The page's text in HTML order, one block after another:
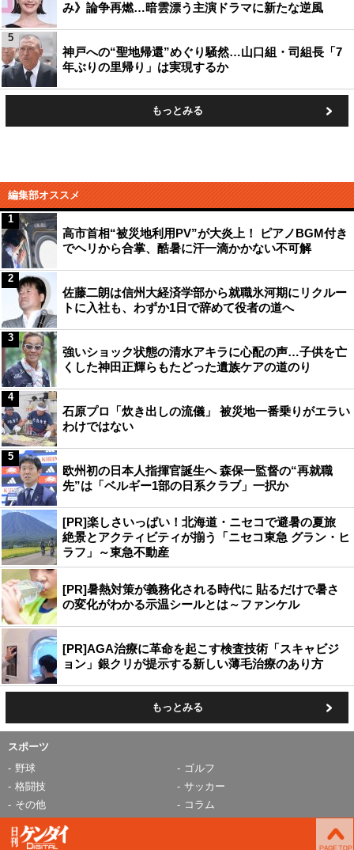
み》論争再燃…暗雲漂う主演ドラマに新たな逆風
神戸への“聖地帰還”めぐり騒然…山口組・司組長「7
年ぶりの里帰り」は実現するか
5
もっとみる
編集部オススメ
高市首相“被災地利用PV”が大炎上！ ピアノBGM付き
でヘリから合掌、酷暑に汗一滴かかない不可解
1
佐藤二朗は信州大経済学部から就職氷河期にリクルー
トに入社も、わずか1日で辞めて役者の道へ
2
強いショック状態の清水アキラに心配の声…子供を亡
くした神田正輝らもたどった遺族ケアの道のり
3
石原プロ「炊き出しの流儀」 被災地一番乗りがエラい
わけではない
4
欧州初の日本人指揮官誕生へ 森保一監督の“再就職
先”は「ベルギー1部の日系クラブ」一択か
5
[PR]楽しさいっぱい！北海道・ニセコで避暑の夏旅
絶景とアクティビティが揃う「ニセコ東急 グラン・ヒ
ラフ」～東急不動産
[PR]暑熱対策が義務化される時代に 貼るだけで暑さ
の変化がわかる示温シールとは～ファンケル
[PR]AGA治療に革命を起こす検査技術「スキャビジ
ョン」銀クリが提示する新しい薄毛治療のあり方
もっとみる
スポーツ
野球
ゴルフ
格闘技
サッカー
その他
コラム